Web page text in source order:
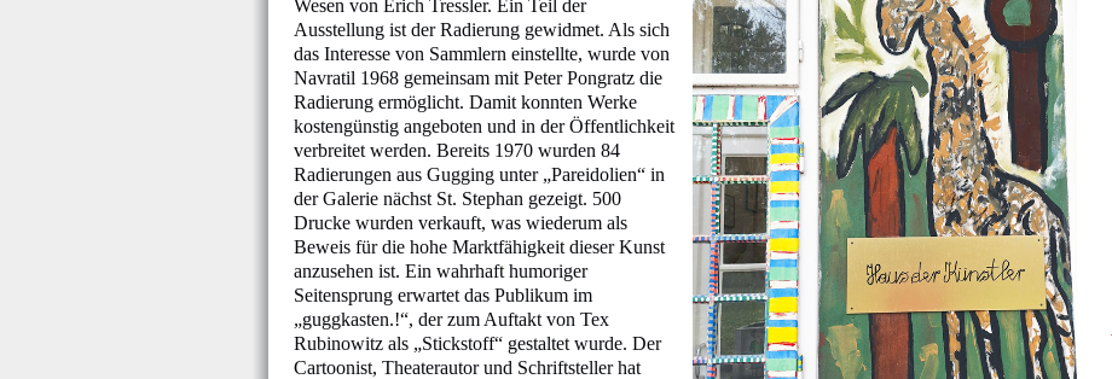
Wesen von Erich Tressler. Ein Teil der
Ausstellung ist der Radierung gewidmet. Als sich
das Interesse von Sammlern einstellte, wurde von
Navratil 1968 gemeinsam mit Peter Pongratz die
Radierung ermöglicht. Damit konnten Werke
kostengünstig angeboten und in der Öffentlichkeit
verbreitet werden. Bereits 1970 wurden 84
Radierungen aus Gugging unter „Pareidolien“ in
der Galerie nächst St. Stephan gezeigt. 500
Drucke wurden verkauft, was wiederum als
Beweis für die hohe Marktfähigkeit dieser Kunst
anzusehen ist. Ein wahrhaft humoriger
Seitensprung erwartet das Publikum im
„guggkasten.!“, der zum Auftakt von Tex
Rubinowitz als „Stickstoff“ gestaltet wurde. Der
Cartoonist, Theaterautor und Schriftsteller hat